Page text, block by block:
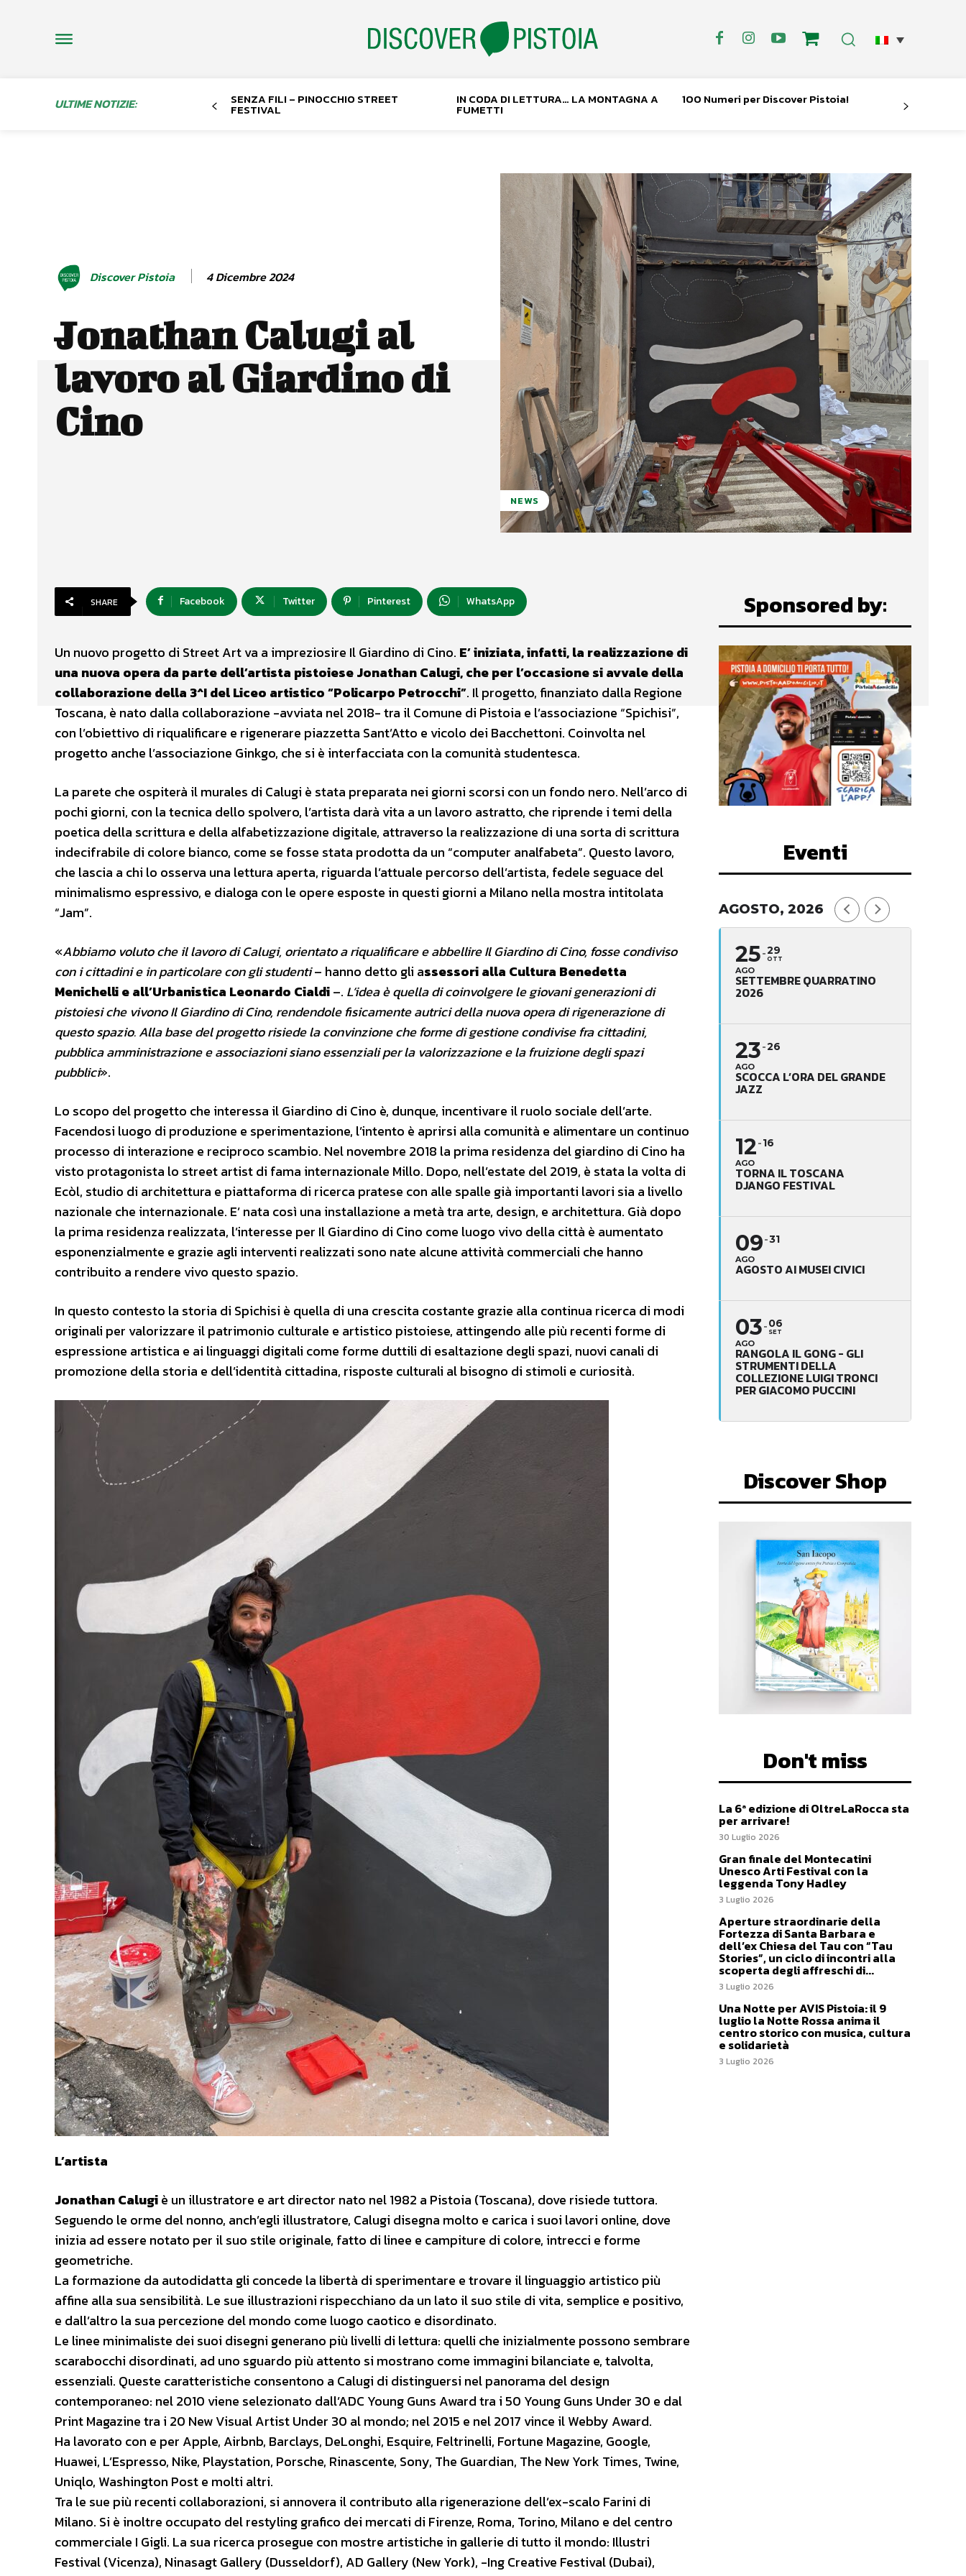
ULTIME NOTIZIE: SENZA FILI – PINOCCHIO STREET
FESTIVAL
IN CODA DI LETTURA… LA MONTAGNA A
FUMETTI
100 Numeri per Discover Pistoia!
Discover Pistoia 4 Dicembre 2024
Jonathan Calugi al
lavoro al Giardino di
Cino
NEWS
SHARE Facebook Twitter Pinterest WhatsApp
Un nuovo progetto di Street Art va a impreziosire Il Giardino di Cino. E’ iniziata, infatti, la realizzazione di
una nuova opera da parte dell’artista pistoiese Jonathan Calugi, che per l’occasione si avvale della
collaborazione della 3^I del Liceo artistico “Policarpo Petrocchi”. Il progetto, finanziato dalla Regione
Toscana, è nato dalla collaborazione -avviata nel 2018- tra il Comune di Pistoia e l’associazione “Spichisi”,
con l’obiettivo di riqualificare e rigenerare piazzetta Sant’Atto e vicolo dei Bacchettoni. Coinvolta nel
progetto anche l’associazione Ginkgo, che si è interfacciata con la comunità studentesca.
La parete che ospiterà il murales di Calugi è stata preparata nei giorni scorsi con un fondo nero. Nell’arco di
pochi giorni, con la tecnica dello spolvero, l’artista darà vita a un lavoro astratto, che riprende i temi della
poetica della scrittura e della alfabetizzazione digitale, attraverso la realizzazione di una sorta di scrittura
indecifrabile di colore bianco, come se fosse stata prodotta da un “computer analfabeta”. Questo lavoro,
che lascia a chi lo osserva una lettura aperta, riguarda l’attuale percorso dell’artista, fedele seguace del
minimalismo espressivo, e dialoga con le opere esposte in questi giorni a Milano nella mostra intitolata
“Jam”.
«Abbiamo voluto che il lavoro di Calugi, orientato a riqualificare e abbellire Il Giardino di Cino, fosse condiviso
con i cittadini e in particolare con gli studenti– hanno detto gli assessori alla Cultura Benedetta
Menichelli e all’Urbanistica Leonardo Cialdi–. L’idea è quella di coinvolgere le giovani generazioni di
pistoiesi che vivono Il Giardino di Cino, rendendole fisicamente autrici della nuova opera di rigenerazione di
questo spazio. Alla base del progetto risiede la convinzione che forme di gestione condivise fra cittadini,
pubblica amministrazione e associazioni siano essenziali per la valorizzazione e la fruizione degli spazi
pubblici».
Lo scopo del progetto che interessa il Giardino di Cino è, dunque, incentivare il ruolo sociale dell’arte.
Facendosi luogo di produzione e sperimentazione, l’intento è aprirsi alla comunità e alimentare un continuo
processo di interazione e reciproco scambio. Nel novembre 2018 la prima residenza del giardino di Cino ha
visto protagonista lo street artist di fama internazionale Millo. Dopo, nell’estate del 2019, è stata la volta di
Ecòl, studio di architettura e piattaforma di ricerca pratese con alle spalle già importanti lavori sia a livello
nazionale che internazionale. E’ nata così una installazione a metà tra arte, design, e architettura. Già dopo
la prima residenza realizzata, l’interesse per Il Giardino di Cino come luogo vivo della città è aumentato
esponenzialmente e grazie agli interventi realizzati sono nate alcune attività commerciali che hanno
contribuito a rendere vivo questo spazio.
In questo contesto la storia di Spichisi è quella di una crescita costante grazie alla continua ricerca di modi
originali per valorizzare il patrimonio culturale e artistico pistoiese, attingendo alle più recenti forme di
espressione artistica e ai linguaggi digitali come forme duttili di esaltazione degli spazi, nuovi canali di
promozione della storia e dell’identità cittadina, risposte culturali al bisogno di stimoli e curiosità.
L’artista
Jonathan Calugiè un illustratore e art director nato nel 1982 a Pistoia (Toscana), dove risiede tuttora.
Seguendo le orme del nonno, anch’egli illustratore, Calugi disegna molto e carica i suoi lavori online, dove
inizia ad essere notato per il suo stile originale, fatto di linee e campiture di colore, intrecci e forme
geometriche.
La formazione da autodidatta gli concede la libertà di sperimentare e trovare il linguaggio artistico più
affine alla sua sensibilità. Le sue illustrazioni rispecchiano da un lato il suo stile di vita, semplice e positivo,
e dall’altro la sua percezione del mondo come luogo caotico e disordinato.
Le linee minimaliste dei suoi disegni generano più livelli di lettura: quelli che inizialmente possono sembrare
scarabocchi disordinati, ad uno sguardo più attento si mostrano come immagini bilanciate e, talvolta,
essenziali. Queste caratteristiche consentono a Calugi di distinguersi nel panorama del design
contemporaneo: nel 2010 viene selezionato dall’ADC Young Guns Award tra i 50 Young Guns Under 30 e dal
Print Magazine tra i 20 New Visual Artist Under 30 al mondo; nel 2015 e nel 2017 vince il Webby Award.
Ha lavorato con e per Apple, Airbnb, Barclays, DeLonghi, Esquire, Feltrinelli, Fortune Magazine, Google,
Huawei, L’Espresso, Nike, Playstation, Porsche, Rinascente, Sony, The Guardian, The New York Times, Twine,
Uniqlo, Washington Post e molti altri.
Tra le sue più recenti collaborazioni, si annovera il contributo alla rigenerazione dell’ex-scalo Farini di
Milano. Si è inoltre occupato del restyling grafico dei mercati di Firenze, Roma, Torino, Milano e del centro
commerciale I Gigli. La sua ricerca prosegue con mostre artistiche in gallerie di tutto il mondo: Illustri
Festival (Vicenza), Ninasagt Gallery (Dusseldorf), AD Gallery (New York), -Ing Creative Festival (Dubai),
Sponsored by:
Eventi
AGOSTO, 2026
25
AGO
29
OTT
SETTEMBRE QUARRATINO
2026
23
AGO
26
SCOCCA L’ORA DEL GRANDE
JAZZ
12
AGO
16
TORNA IL TOSCANA
DJANGO FESTIVAL
09
AGO
31
AGOSTO AI MUSEI CIVICI
03
AGO
06
SET
RANGOLA IL GONG - GLI
STRUMENTI DELLA
COLLEZIONE LUIGI TRONCI
PER GIACOMO PUCCINI
Discover Shop
Don't miss
La 6ª edizione di OltreLaRocca sta
per arrivare!
30 Luglio 2026
Gran finale del Montecatini
Unesco Arti Festival con la
leggenda Tony Hadley
3 Luglio 2026
Aperture straordinarie della
Fortezza di Santa Barbara e
dell’ex Chiesa del Tau con “Tau
Stories”, un ciclo di incontri alla
scoperta degli affreschi di...
3 Luglio 2026
Una Notte per AVIS Pistoia: il 9
luglio la Notte Rossa anima il
centro storico con musica, cultura
e solidarietà
3 Luglio 2026